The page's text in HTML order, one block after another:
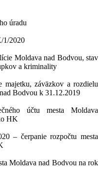
úradu
1/2020
Moldava nad Bodvou, stav
a kriminality
majetku, záväzkov a rozdielu
Bodvou k 31.12.2019
účtu mesta Moldava
HK
– čerpanie rozpočtu mesta
Moldava nad Bodvou na rok